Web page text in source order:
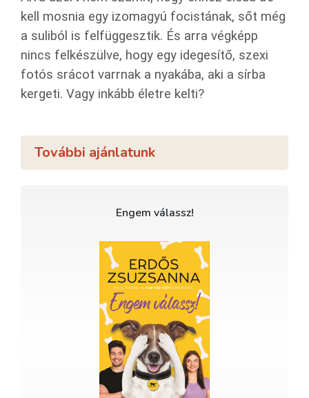
kell mosnia egy izomagyú focistának, sőt még
a suliból is felfüggesztik. És arra végképp
nincs felkészülve, hogy egy idegesítő, szexi
fotós srácot varrnak a nyakába, aki a sírba
kergeti. Vagy inkább életre kelti?
További ajánlatunk
Engem válassz!